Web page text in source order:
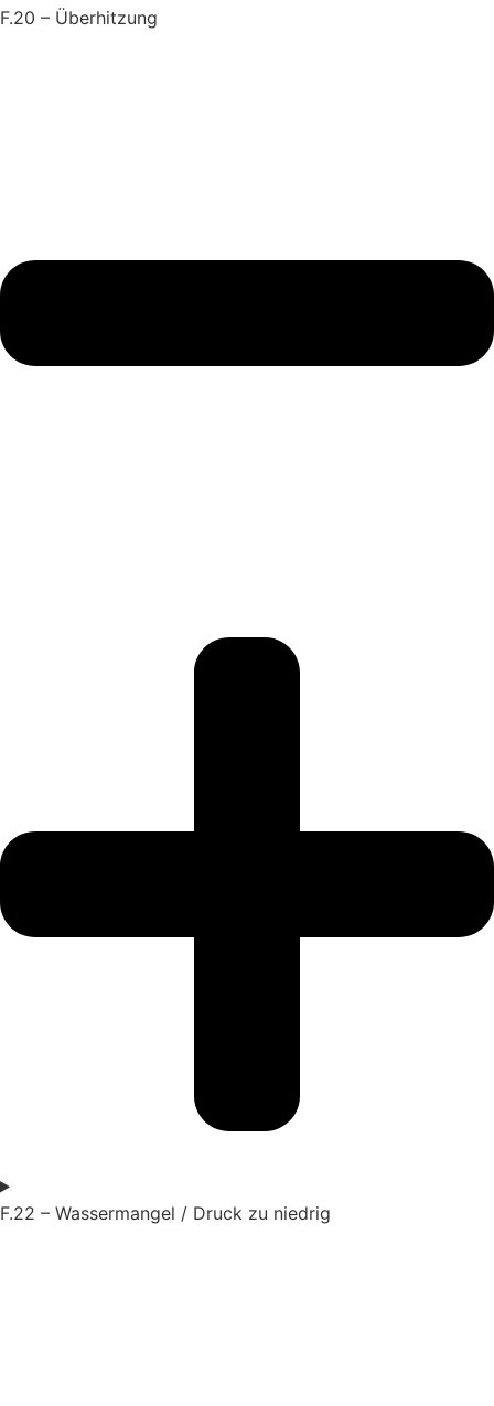
F.20 – Überhitzung
F.22 – Wassermangel / Druck zu niedrig